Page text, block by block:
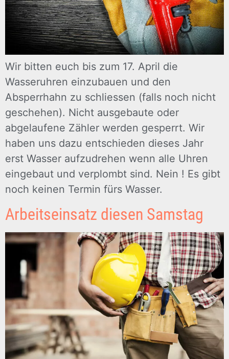
Wir bitten euch bis zum 17. April die
Wasseruhren einzubauen und den
Absperrhahn zu schliessen (falls noch nicht
geschehen). Nicht ausgebaute oder
abgelaufene Zähler werden gesperrt. Wir
haben uns dazu entschieden dieses Jahr
erst Wasser aufzudrehen wenn alle Uhren
eingebaut und verplombt sind. Nein ! Es gibt
noch keinen Termin fürs Wasser.
Arbeitseinsatz diesen Samstag